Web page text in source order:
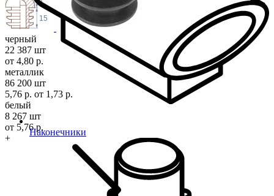
Наконечники
15
черный
22 387 шт
от 4,80 р.
металлик
86 200 шт
5,76 р. от 1,73 р.
белый
8 267 шт
от 5,76 р.
+